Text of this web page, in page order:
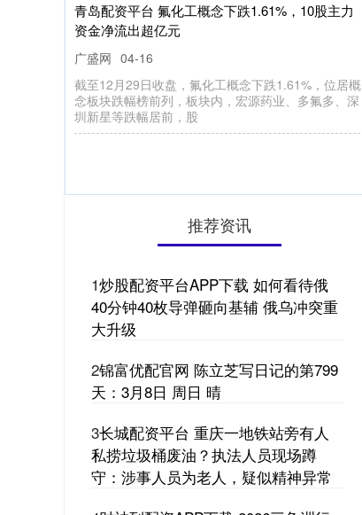
青岛配资平台 氟化工概念下跌1.61%，10股主力
资金净流出超亿元
广盛网 04-16
截至12月29日收盘，氟化工概念下跌1.61%，位居概
念板块跌幅榜前列，板块内，宏源药业、多氟多、深
圳新星等跌幅居前，股
推荐资讯
1炒股配资平台APP下载 如何看待俄
40分钟40枚导弹砸向基辅 俄乌冲突重
大升级
2锦富优配官网 陈立芝写日记的第799
天：3月8日 周日 晴
3长城配资平台 重庆一地铁站旁有人
私捞垃圾桶废油？执法人员现场蹲
守：涉事人员为老人，疑似精神异常